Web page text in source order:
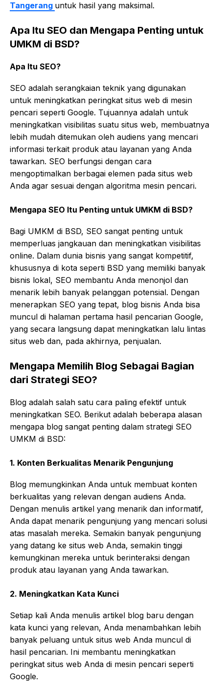
Tangerang untuk hasil yang maksimal.
Apa Itu SEO dan Mengapa Penting untuk
UMKM di BSD?
Apa Itu SEO?
SEO adalah serangkaian teknik yang digunakan
untuk meningkatkan peringkat situs web di mesin
pencari seperti Google. Tujuannya adalah untuk
meningkatkan visibilitas suatu situs web, membuatnya
lebih mudah ditemukan oleh audiens yang mencari
informasi terkait produk atau layanan yang Anda
tawarkan. SEO berfungsi dengan cara
mengoptimalkan berbagai elemen pada situs web
Anda agar sesuai dengan algoritma mesin pencari.
Mengapa SEO Itu Penting untuk UMKM di BSD?
Bagi UMKM di BSD, SEO sangat penting untuk
memperluas jangkauan dan meningkatkan visibilitas
online. Dalam dunia bisnis yang sangat kompetitif,
khususnya di kota seperti BSD yang memiliki banyak
bisnis lokal, SEO membantu Anda menonjol dan
menarik lebih banyak pelanggan potensial. Dengan
menerapkan SEO yang tepat, blog bisnis Anda bisa
muncul di halaman pertama hasil pencarian Google,
yang secara langsung dapat meningkatkan lalu lintas
situs web dan, pada akhirnya, penjualan.
Mengapa Memilih Blog Sebagai Bagian
dari Strategi SEO?
Blog adalah salah satu cara paling efektif untuk
meningkatkan SEO. Berikut adalah beberapa alasan
mengapa blog sangat penting dalam strategi SEO
UMKM di BSD:
1. Konten Berkualitas Menarik Pengunjung
Blog memungkinkan Anda untuk membuat konten
berkualitas yang relevan dengan audiens Anda.
Dengan menulis artikel yang menarik dan informatif,
Anda dapat menarik pengunjung yang mencari solusi
atas masalah mereka. Semakin banyak pengunjung
yang datang ke situs web Anda, semakin tinggi
kemungkinan mereka untuk berinteraksi dengan
produk atau layanan yang Anda tawarkan.
2. Meningkatkan Kata Kunci
Setiap kali Anda menulis artikel blog baru dengan
kata kunci yang relevan, Anda menambahkan lebih
banyak peluang untuk situs web Anda muncul di
hasil pencarian. Ini membantu meningkatkan
peringkat situs web Anda di mesin pencari seperti
Google.